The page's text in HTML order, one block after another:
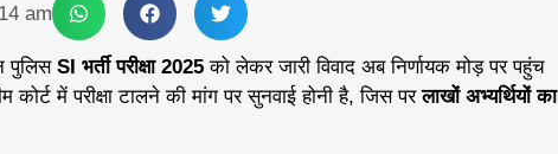
am
पुलिस SI भर्ती परीक्षा 2025को लेकर जारी विवाद अब निर्णायक मोड़ पर पहुंच
कोर्ट में परीक्षा टालने की मांग पर सुनवाई होनी है, जिस परलाखों अभ्यर्थियों का